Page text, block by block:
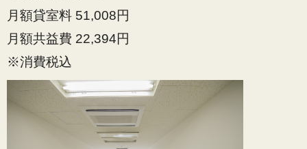
月額貸室料 51,008円
月額共益費 22,394円
※消費税込